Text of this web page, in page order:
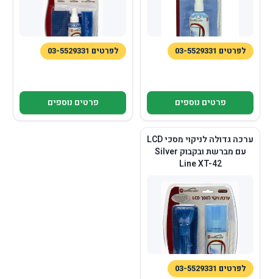
לפרטים 03-5529331
פרטים נוספים
לפרטים 03-5529331
פרטים נוספים
ערכה גדולה לניקוי מסכי LCD
עם מברשת ובקבוק Silver
Line XT-42
לפרטים 03-5529331